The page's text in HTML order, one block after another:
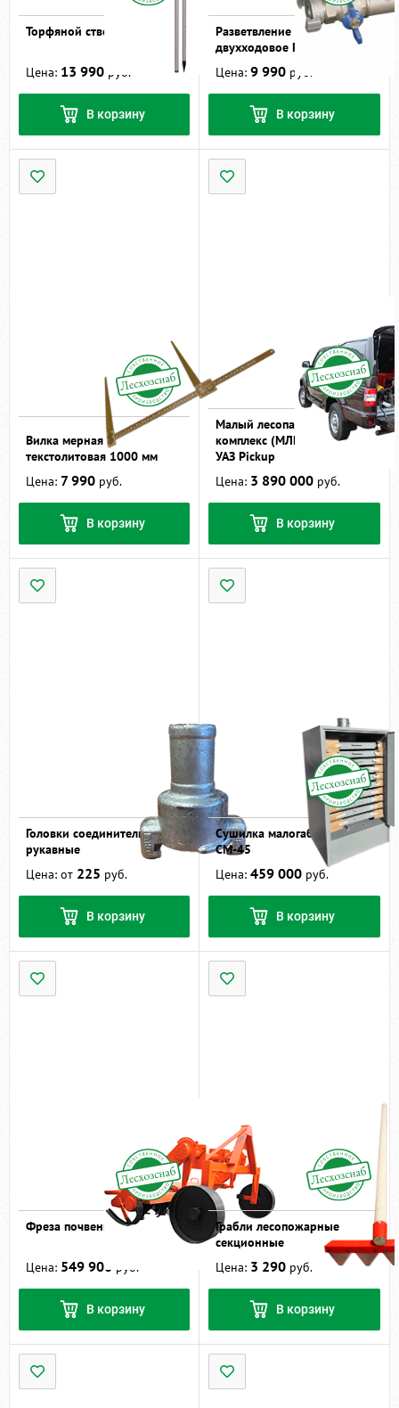
Торфяной ствол ТС-2
Цена: 13 990 руб.
В корзину
Разветвление рукавное
двухходовое РД-25
Цена: 9 990 руб.
В корзину
Вилка мерная
текстолитовая 1000 мм
Цена: 7 990 руб.
В корзину
Малый лесопатрульный
комплекс (МЛПК) на базе
УАЗ Pickup
Цена: 3 890 000 руб.
В корзину
Головки соединительные
рукавные
Цена: от 225 руб.
В корзину
Сушилка малогабаритная
СМ-45
Цена: 459 000 руб.
В корзину
Фреза почвенная ФП-1,3
Цена: 549 900 руб.
В корзину
Грабли лесопожарные
секционные
Цена: 3 290 руб.
В корзину